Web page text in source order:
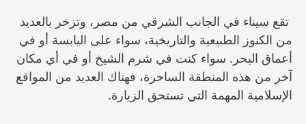
تقع سيناء في الجانب الشرقي من مصر، وتزخر بالعديد
من الكنوز الطبيعية والتاريخية، سواء على اليابسة أو في
أعماق البحر. سواء كنت في شرم الشيخ أو في أي مكان
آخر من هذه المنطقة الساحرة، فهناك العديد من المواقع
الإسلامية المهمة التي تستحق الزيارة.